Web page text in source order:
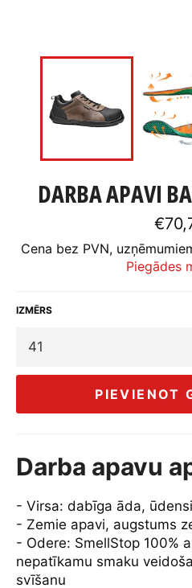
DARBA APAVI
cena
Cena bez PVN,
Piegādes
IZMĒRS
PIEVIENOT
Darba apavu
- Virsa: dabīga āda,
- Zemie apavi, augstums
- Odere: SmellStop 100%
nepatīkamu smaku
svīšanu